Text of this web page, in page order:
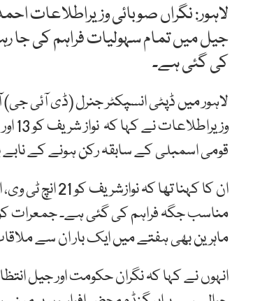
لاہور: نگراں صوبائی وزیراطلاعات
جیل میں تمام سہولیات فراہم کی جا
کی گئی ہے۔
لاہور میں ڈپٹی انسپکٹر جنرل (ڈی آئی
قومی اسمبلی کے سابقہ رکن ہونے کے
ان کا کہنا
مناسب جگہ فراہم کی گئی ہے۔ جمعرات کو
ماہرین بھی ہفتے میں ایک بار ان سے
انہوں نے کہا کہ نگران حکومت اور جیل